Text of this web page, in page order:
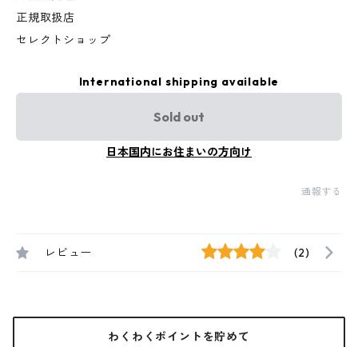
正規取扱店
セレクトショップ
International shipping available
Sold out
日本国内にお住まいの方向け
通報する
レビュー (2)
わくわくポイントを貯めて